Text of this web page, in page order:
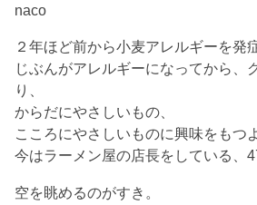
naco
２年ほど前から小麦アレルギーを発
じぶんがアレルギーになってから、
り、
からだにやさしいもの、
こころにやさしいものに興味をもつ
今はラーメン屋の店長をしている、
空を眺めるのがすき。